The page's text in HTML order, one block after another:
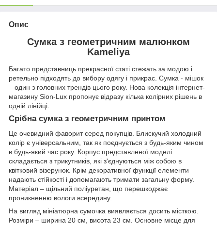
Опис
Сумка з геометричним малюнком
Kameliya
Багато представниць прекрасної статі стежать за модою і
ретельно підходять до вибору одягу і прикрас. Сумка - мішок
– один з головних трендів цього року. Нова колекція інтернет-
магазину Sion-Lux пропонує відразу кілька колірних рішень в
одній лінійці.
Срібна сумка з геометричним принтом
Це очевидний фаворит серед покупців. Блискучий холодний
колір є універсальним, так як поєднується з будь-яким чином
в будь-який час року. Корпус представленої моделі
складається з трикутників, які з'єднуються між собою в
квітковий візерунок. Крім декоративної функції елементи
надають стійкості і допомагають тримати загальну форму.
Матеріал – щільний поліуретан, що перешкоджає
проникненню вологи всередину.
На вигляд мініатюрна сумочка виявляється досить місткою.
Розміри – ширина 20 см, висота 23 см. Основне місце для